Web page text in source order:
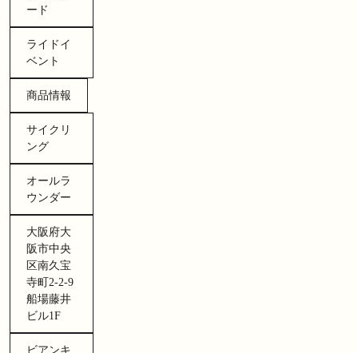
ード
ライドイ
ベント
商品情報
サイクリ
ング
オールラ
ウンダー
大阪府大
阪市中央
区南久宝
寺町2-2-9
船場藤井
ビル1F
ビアンキ